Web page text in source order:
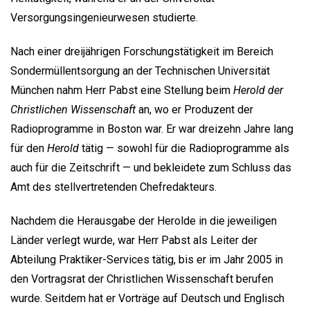
Versorgungsingenieurwesen studierte.
Nach einer dreijährigen Forschungstätigkeit im Bereich
Sondermüllentsorgung an der Technischen Universität
München nahm Herr Pabst eine Stellung beim Herold der
Christlichen Wissenschaft an, wo er Produzent der
Radioprogramme in Boston war. Er war dreizehn Jahre lang
für den Herold tätig — sowohl für die Radioprogramme als
auch für die Zeitschrift — und bekleidete zum Schluss das
Amt des stellvertretenden Chefredakteurs.
Nachdem die Herausgabe der Herolde in die jeweiligen
Länder verlegt wurde, war Herr Pabst als Leiter der
Abteilung Praktiker-Services tätig, bis er im Jahr 2005 in
den Vortragsrat der Christlichen Wissenschaft berufen
wurde. Seitdem hat er Vorträge auf Deutsch und Englisch